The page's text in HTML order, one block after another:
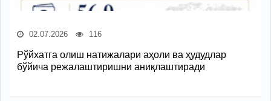
02.07.2026 116
Рўйхатга олиш натижалари аҳоли ва ҳудудлар
бўйича режалаштиришни аниқлаштиради